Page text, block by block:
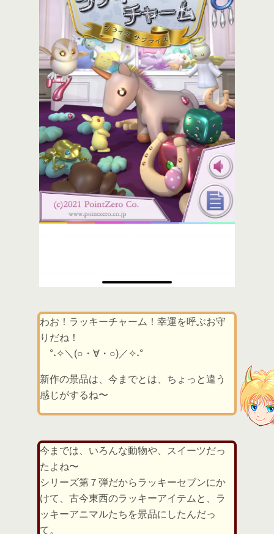
わお！ラッキーチャーム！幸運を呼ぶお守
りだね！
°˖✧＼(○・∀・○)／✧˖°
新作の景品は、今までとは、ちょっと違う
感じがするね〜
今までは、いろんな動物や、スイーツだっ
たよね〜
シリーズ第７弾だからラッキーセブンにか
けて、古今東西のラッキーアイテムと、ラ
ッキーアニマルたちを景品にしたんだっ
て。